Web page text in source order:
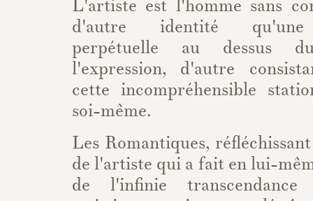
L'artiste est l'homme sans
d'autre identité qu'une
perpétuelle au dessus
l'expression, d'autre
cette incompréhensible
soi-même.
Les Romantiques,
de l'artiste qui a fait en lui-
de l'infinie